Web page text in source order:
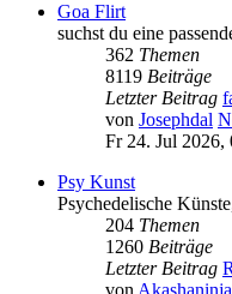
Goa Flirt
suchst du eine
362 Themen
8119 Beiträge
Letzter Beitrag
von Josephdal
Fr 24. Jul 2026,
Psy Kunst
Psychedelische
204 Themen
1260 Beiträge
Letzter Beitrag